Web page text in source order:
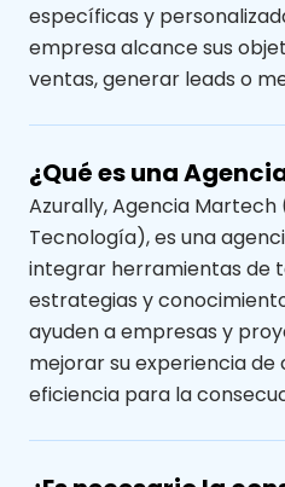
específicas y
empresa alcance sus
ventas, generar leads o
¿Qué es una
Azurally, Agencia
Tecnología), es una
integrar herramientas de
estrategias y
ayuden a empresas y
mejorar su experiencia
eficiencia para la